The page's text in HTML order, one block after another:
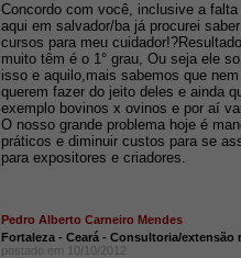
Concordo com você, inclusive a
aqui em salvador/ba já procurei
cursos para meu
muito têm é o 1° grau, Ou seja ele
isso e aquilo,mais sabemos que
querem fazer do jeito deles e ainda
exemplo bovinos x ovinos e por aí
O nosso grande problema hoje é
práticos e diminuir custos para se
para expositores e criadores.
Pedro Alberto Carneiro Mendes
Fortaleza - Ceará - Consultoria/extensão
postado em 10/10/2012